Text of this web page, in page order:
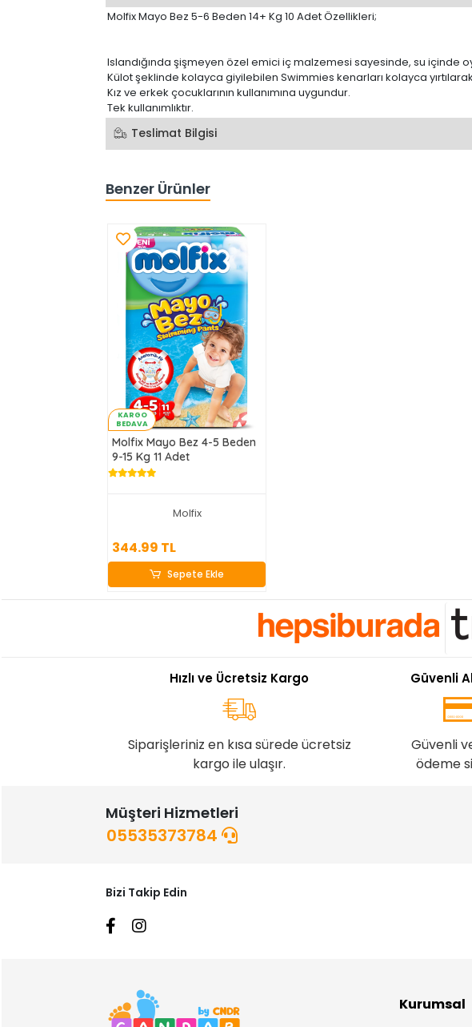
Molfix Mayo Bez 5-6 Beden 14+ Kg 10 Adet Özellikleri;
Islandığında şişmeyen özel emici iç malzemesi sayesinde, su
Külot şeklinde kolayca giyilebilen Swimmies kenarları kolayca yırtılarak
Kız ve erkek çocuklarının kullanımına uygundur.
Tek kullanımlıktır.
Teslimat Bilgisi
Benzer Ürünler
KARGO
BEDAVA
Molfix Mayo Bez 4-5 Beden
9-15 Kg 11 Adet
Molfix
344.99 TLSepete Ekle
Sepete Ekle
Hızlı ve Ücretsiz Kargo
Siparişleriniz en kısa sürede ücretsiz
kargo ile ulaşır.
Güvenli
Güvenli
ödeme
Müşteri Hizmetleri
05535373784
Bizi Takip Edin
Kurumsal